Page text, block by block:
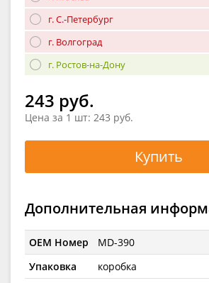
г. С.-Петербург
г. Волгоград
г. Ростов-на-Дону
243 руб.
Цена за 1 шт: 243 руб.
Купить
Дополнительная
OEM Номер
MD-390
Упаковка
коробка